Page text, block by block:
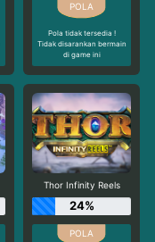
Pola tidak tersedia !
Tidak disarankan bermain
di game ini
Thor Infinity Reels
24%